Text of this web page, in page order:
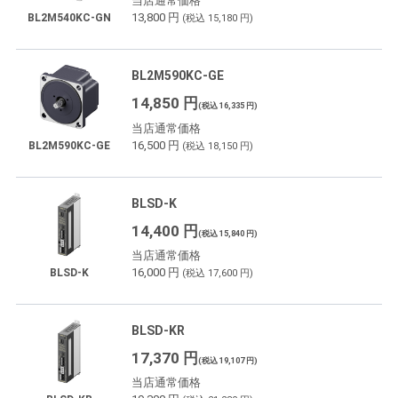
BL2M540KC-GN
13,800 円 (税込 15,180 円)
BL2M590KC-GE
BL2M590KC-GE
14,850 円 (税込 16,335 円)
当店通常価格
16,500 円 (税込 18,150 円)
BLSD-K
BLSD-K
14,400 円(税込 15,840 円)
当店通常価格
16,000 円 (税込 17,600 円)
BLSD-KR
17,370 円(税込 19,107 円)
当店通常価格